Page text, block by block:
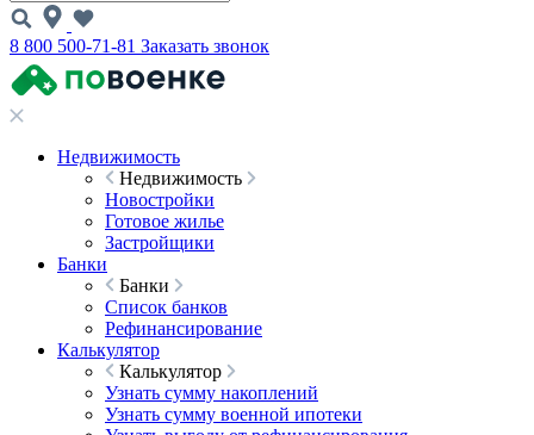
8 800 500-71-81 Заказать звонок
Недвижимость
Недвижимость
Новостройки
Готовое жилье
Застройщики
Банки
Банки
Список банков
Рефинансирование
Калькулятор
Калькулятор
Узнать сумму накоплений
Узнать сумму военной ипотеки